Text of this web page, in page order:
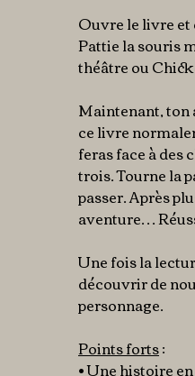
Ouvre le livre et
Pattie la souris
théâtre ou
Maintenant, ton
ce livre
feras face à des
trois. Tourne la
passer. Après
aventure…
Une fois la
découvrir de
personnage.
Points forts:
• Une histoire